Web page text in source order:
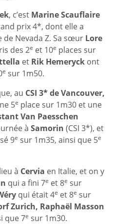
, c’est Marine Scauflaire
prix 4*, dont elle a
de Nevada Z. Sa sœur Lore
des 2e et 10e places sur
et Rik Hemeryck ont
e sur 1m50.
au CSI 3* de Vancouver,
5e place sur 1m30 et une
Van Paesschen
à Samorin (CSI 3*), et
9e sur 1m35, ainsi que 5e
à Cervia en Italie, et on y
qui a fini 7e et 8e sur
qui était 4e et 8e sur
Zurich, Raphaël Masson
que 7e sur 1m30.